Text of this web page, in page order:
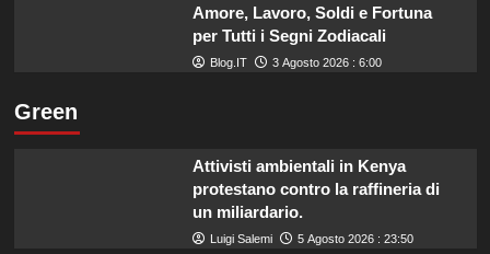
Amore, Lavoro, Soldi e Fortuna
per Tutti i Segni Zodiacali
Blog.IT 3 Agosto 2026 : 6:00
Green
Attivisti ambientali in Kenya
protestano contro la raffineria di
un miliardario.
Luigi Salemi 5 Agosto 2026 : 23:50